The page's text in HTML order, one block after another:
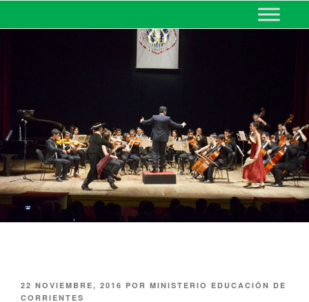
MINISTERIO DE EDUCACIÓN
DE CORRIENTES
22 NOVIEMBRE, 2016 POR MINISTERIO EDUCACIÓN DE
CORRIENTES